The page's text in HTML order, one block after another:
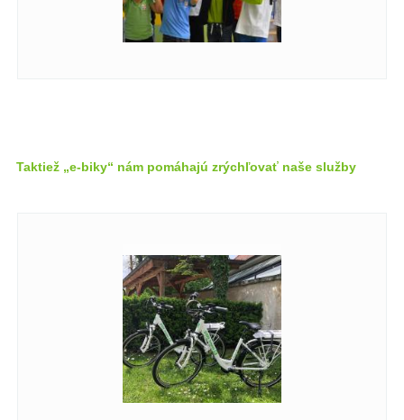
Taktiež „e-biky“ nám pomáhajú zrýchľovať naše služby